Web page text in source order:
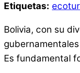
Etiquetas:
Bolivia, con su
Es fundamental